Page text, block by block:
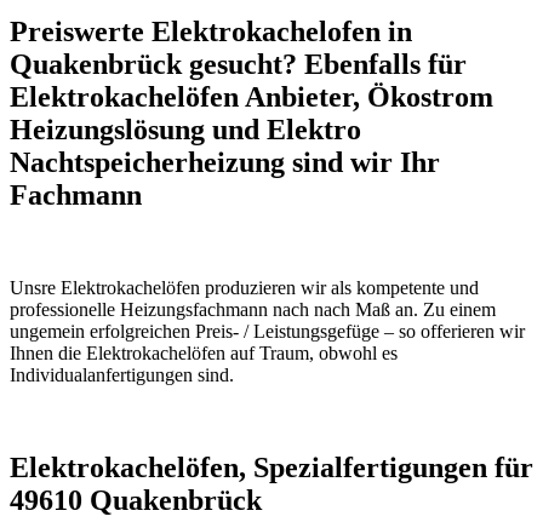
Preiswerte Elektrokachelofen in
Quakenbrück gesucht? Ebenfalls für
Elektrokachelöfen Anbieter, Ökostrom
Heizungslösung und Elektro
Nachtspeicherheizung sind wir Ihr
Fachmann
Unsre Elektrokachelöfen produzieren wir als kompetente und
professionelle Heizungsfachmann nach nach Maß an. Zu einem
ungemein erfolgreichen Preis- / Leistungsgefüge – so offerieren wir
Ihnen die Elektrokachelöfen auf Traum, obwohl es
Individualanfertigungen sind.
Elektrokachelöfen, Spezialfertigungen für
49610 Quakenbrück